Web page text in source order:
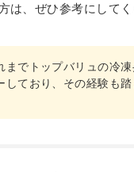
は、ぜひ参考にしてく
までトップバリュの冷
しており、その経験も